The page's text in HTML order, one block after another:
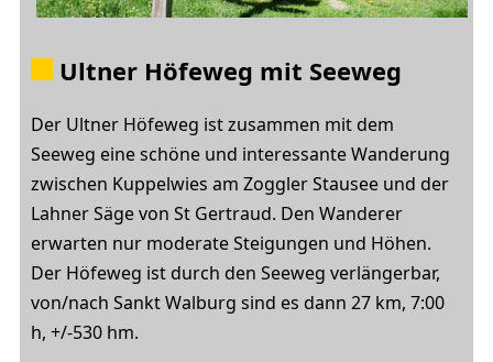
Ultner Höfeweg mit Seeweg
Der Ultner Höfeweg ist zusammen mit dem
Seeweg eine schöne und interessante Wanderung
zwischen Kuppelwies am Zoggler Stausee und der
Lahner Säge von St Gertraud. Den Wanderer
erwarten nur moderate Steigungen und Höhen.
Der Höfeweg ist durch den Seeweg verlängerbar,
von/nach Sankt Walburg sind es dann 27 km, 7:00
h, +/-530 hm.